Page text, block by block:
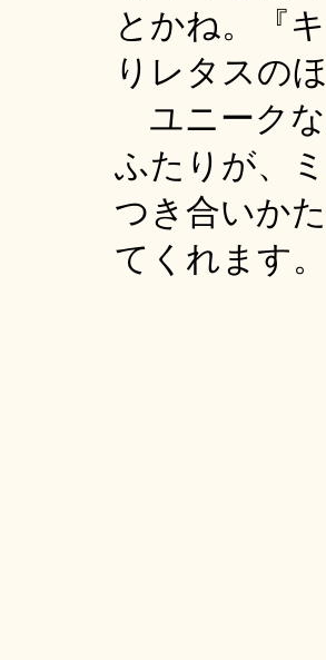
とかね。『
りレタスの
ユニークな
ふたりが、
つき合いか
てくれます